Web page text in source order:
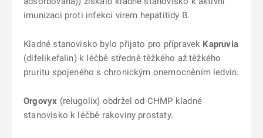
imunizaci proti infekci virem hepatitidy B.
Kladné stanovisko bylo přijato pro přípravek Kapruvia
(difelikefalin) k léčbě středně těžkého až těžkého
pruritu spojeného s chronickým onemocněním ledvin.
Orgovyx (relugolix) obdržel od CHMP kladné
stanovisko k léčbě rakoviny prostaty.